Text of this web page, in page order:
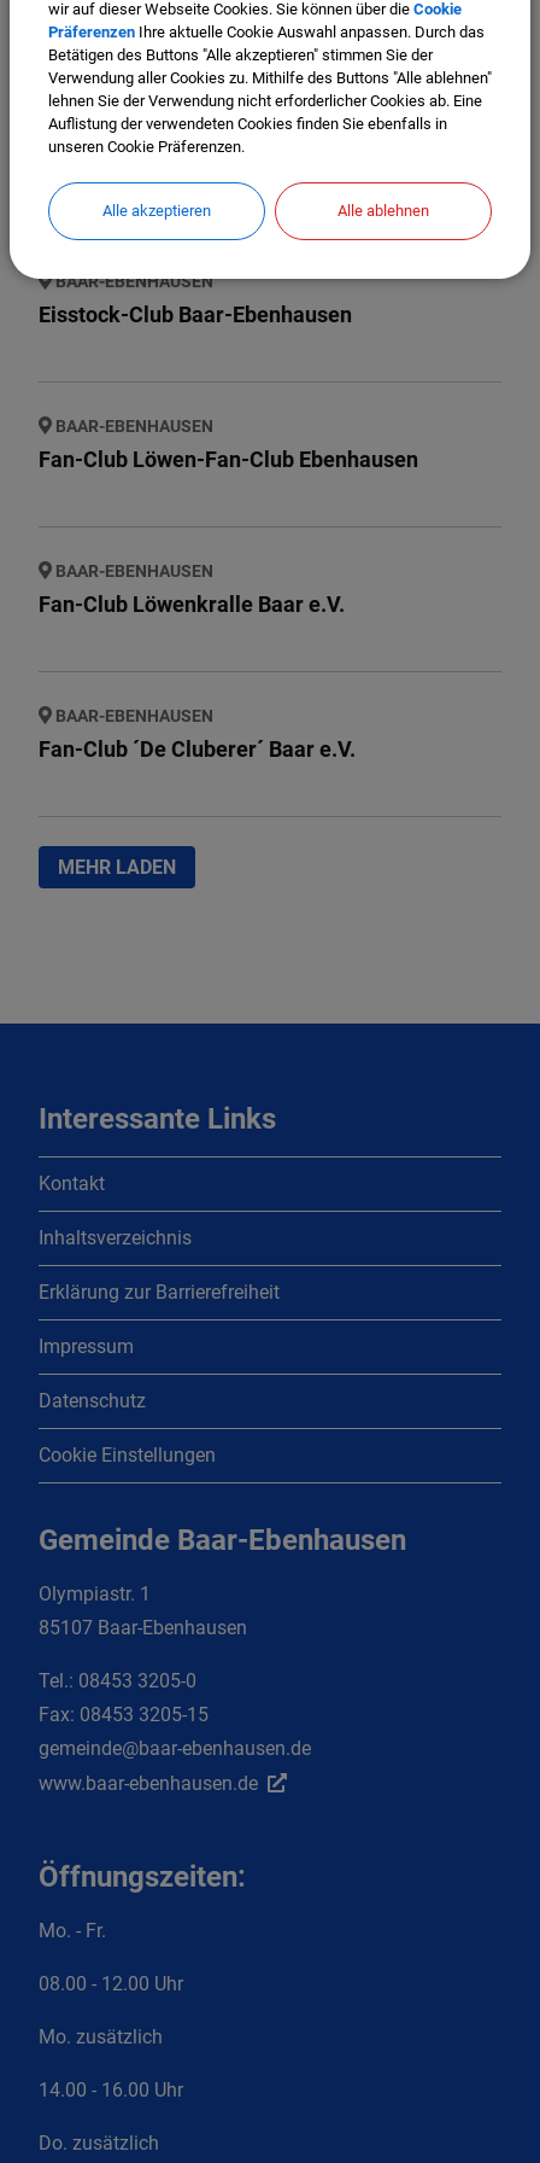
Ebenhausen e.V.
BAAR-EBENHAUSEN
BAAR-EBENHAUSEN
Eisstock-Club Baar-Ebenhausen
BAAR-EBENHAUSEN
Fan-Club Löwen-Fan-Club Ebenhausen
BAAR-EBENHAUSEN
Fan-Club Löwenkralle Baar e.V.
BAAR-EBENHAUSEN
Fan-Club ´De Cluberer´ Baar e.V.
MEHR LADEN
Interessante Links
Kontakt
Inhaltsverzeichnis
Erklärung zur Barrierefreiheit
Impressum
Datenschutz
Cookie Einstellungen
Gemeinde Baar-Ebenhausen
Olympiastr. 1
85107 Baar-Ebenhausen
Tel.: 08453 3205-0
Fax: 08453 3205-15
gemeinde@baar-ebenhausen.de
www.baar-ebenhausen.de
Öffnungszeiten:
Mo. - Fr.
08.00 - 12.00 Uhr
Mo. zusätzlich
14.00 - 16.00 Uhr
Do. zusätzlich
wir auf dieser Webseite Cookies. Sie können über die Cookie
Präferenzen Ihre aktuelle Cookie Auswahl anpassen. Durch das
Betätigen des Buttons "Alle akzeptieren" stimmen Sie der
Verwendung aller Cookies zu. Mithilfe des Buttons "Alle ablehnen"
lehnen Sie der Verwendung nicht erforderlicher Cookies ab. Eine
Auflistung der verwendeten Cookies finden Sie ebenfalls in
unseren Cookie Präferenzen.
Alle akzeptieren Alle ablehnen